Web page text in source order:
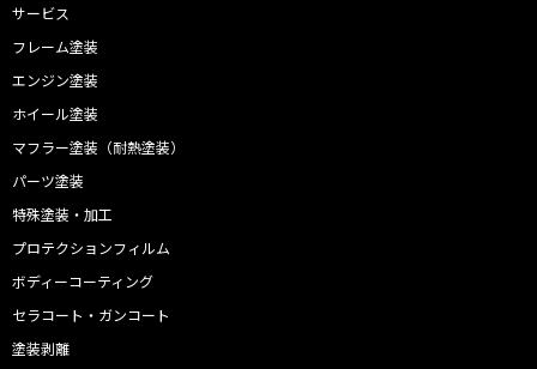
サービス
フレーム塗装
エンジン塗装
ホイール塗装
マフラー塗装（耐熱塗装）
パーツ塗装
特殊塗装・加工
プロテクションフィルム
ボディーコーティング
セラコート・ガンコート
塗装剥離